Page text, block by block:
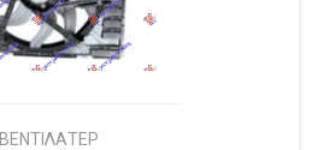
ΒΕΝΤΙΛΑΤΕΡ